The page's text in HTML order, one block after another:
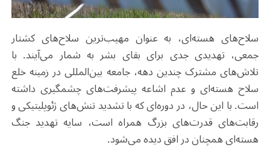
سلاح‌های هسته‌ای، به عنوان مهیب‌ترین سلاح‌های کشتار
جمعی، تهدیدی جدی برای بقای بشر به شمار می‌آیند. با
تلاش‌های مشترک چندین دهه، جامعه بین‌المللی در زمینه خلع
سلاح هسته‌ای و عدم اشاعه پیشرفت‌های چشمگیری داشته
است. با این حال، در دوره‌ای که با تشدید تنش‌های ژئوپلیتیکی و
رقابت‌های قدرت‌های بزرگ همراه است، سایه تهدید جنگ
هسته‌ای همچنان در افق دیده می‌شود.